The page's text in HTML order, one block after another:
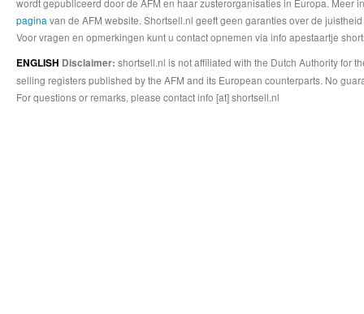
wordt gepubliceerd door de AFM en haar zusterorganisaties in Europa.
pagina van de AFM website. Shortsell.nl geeft geen garanties over de
Voor vragen en opmerkingen kunt u contact opnemen via info apestaartje
ENGLISH Disclaimer: shortsell.nl is not affiliated with the Dutch Authority for
selling registers published by the AFM and its European counterparts. No
For questions or remarks, please contact info [at] shortsell.nl